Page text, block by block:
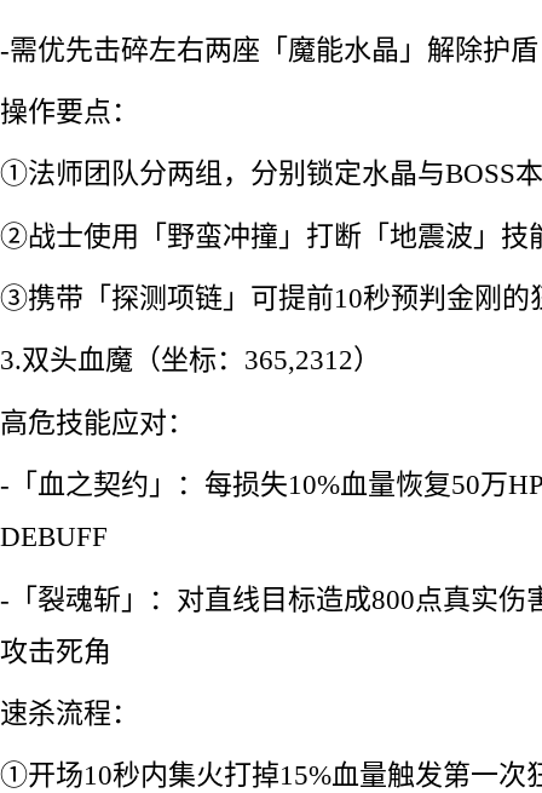
-需优先击碎左右两座「魔能水晶」解除护盾
操作要点：
①法师团队分两组，分别锁定水晶与BOSS
②战士使用「野蛮冲撞」打断「地震波」技
③携带「探测项链」可提前10秒预判金刚的
3.双头血魔（坐标：365,2312）
高危技能应对：
-「血之契约」：每损失10%血量恢复50万
DEBUFF
-「裂魂斩」：对直线目标造成800点真实伤
攻击死角
速杀流程：
①开场10秒内集火打掉15%血量触发第一次